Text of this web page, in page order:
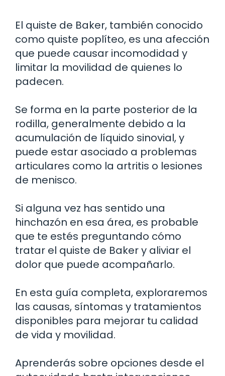
El quiste de Baker, también conocido
como quiste poplíteo, es una afección
que puede causar incomodidad y
limitar la movilidad de quienes lo
padecen.
Se forma en la parte posterior de la
rodilla, generalmente debido a la
acumulación de líquido sinovial, y
puede estar asociado a problemas
articulares como la artritis o lesiones
de menisco.
Si alguna vez has sentido una
hinchazón en esa área, es probable
que te estés preguntando cómo
tratar el quiste de Baker y aliviar el
dolor que puede acompañarlo.
En esta guía completa, exploraremos
las causas, síntomas y tratamientos
disponibles para mejorar tu calidad
de vida y movilidad.
Aprenderás sobre opciones desde el